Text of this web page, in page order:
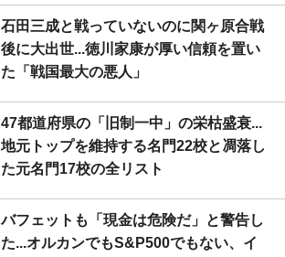
石田三成と戦っていないのに関ヶ原合戦
後に大出世...徳川家康が厚い信頼を置い
た「戦国最大の悪人」
47都道府県の「旧制一中」の栄枯盛衰...
地元トップを維持する名門22校と凋落し
た元名門17校の全リスト
バフェットも「現金は危険だ」と警告し
た...オルカンでもS&P500でもない、イ